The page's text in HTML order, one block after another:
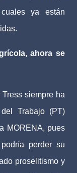
ya están
ahora se
Tress siempre ha
Trabajo (PT)
MORENA, pues
perder su
proselitismo y